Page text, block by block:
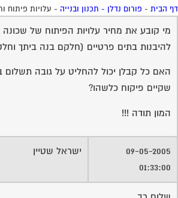
הבית- פורום נדלן - תכנון ובנייה- עלויות פיתוח
מי קובע את מחיר עלויות הפיתוח של שכונה
להיבנות בתים פרטיים (חלקם בנה ביתך
האם כל קבלן יכול להחליט על גובה תשלום
שקיים פיקוח כלשהו?
המון תודה !!!
09-05-2005
01:33:00
ישראל שטיין